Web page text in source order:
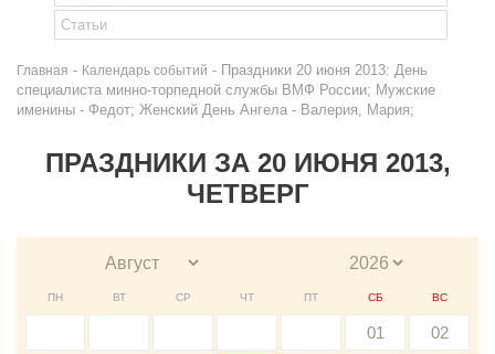
Главная - Календарь событий - Праздники 20 июня 2013: День
специалиста минно-торпедной службы ВМФ России; Мужские
именины - Федот; Женский День Ангела - Валерия, Мария;
ПРАЗДНИКИ ЗА 20 ИЮНЯ 2013,
ЧЕТВЕРГ
ПН ВТ СР ЧТ ПТ СБ ВС
01 02